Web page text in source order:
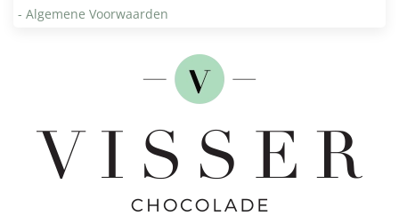
- Algemene Voorwaarden